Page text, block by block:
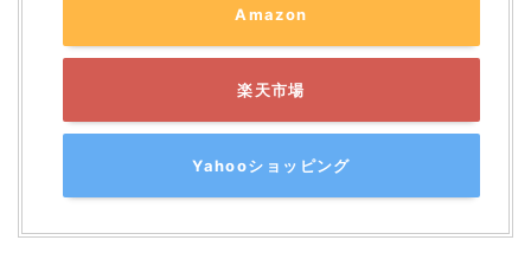
Amazon
楽天市場
Yahooショッピング